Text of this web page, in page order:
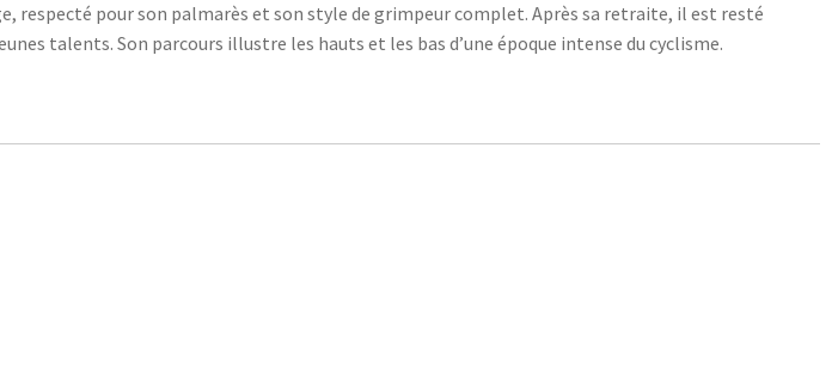
pour son palmarès et son style de grimpeur complet. Après sa retraite, il est resté
talents. Son parcours illustre les hauts et les bas d’une époque intense du cyclisme.